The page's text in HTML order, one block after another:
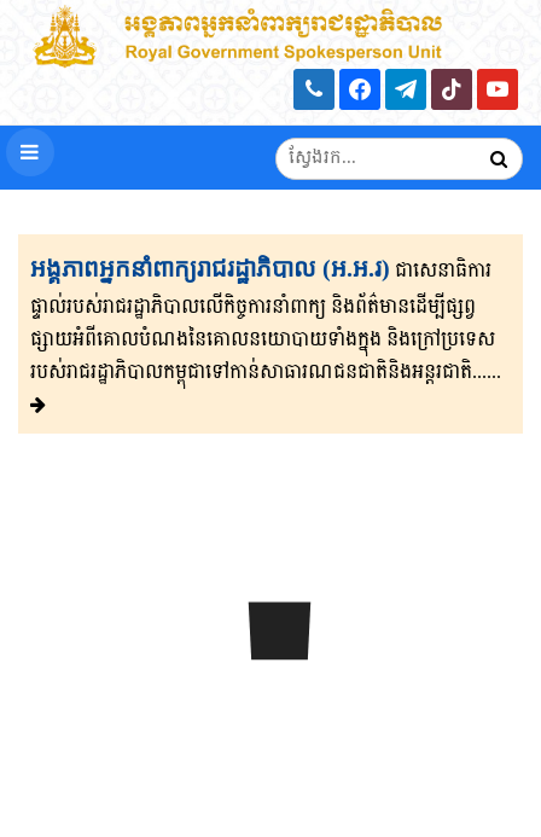
អង្គភាពអ្នកនាំពាក្យរាជរដ្ឋាភិបាល (អ.អ.រ) ជាសេនា​ធិ​កា​រ​​
ផ្ទាល់​របស់រាជរដ្ឋាភិ​បា​ល​លើ​កិច្ចការ​នាំពាក្យ និងព័ត៌មាន​ដើម្បីផ្សព្វ​
ផ្សាយ​​អំពីគោលបំណងនៃគោល​នយោបាយទាំងក្នុង និងក្រៅ​ប្រទេ​​ស​
របស់រាជរដ្ឋា​ភិ​បា​ល​កម្ពុជាទៅកាន់សាធារណជនជាតិនិងអន្តរជាតិ......